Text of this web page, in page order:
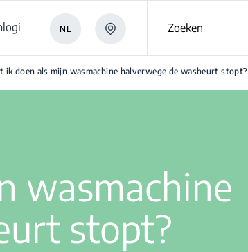
NL Zoeken
ik doen als mijn wasmachine halverwege de wasbeurt stopt?
wasmachine
stopt?